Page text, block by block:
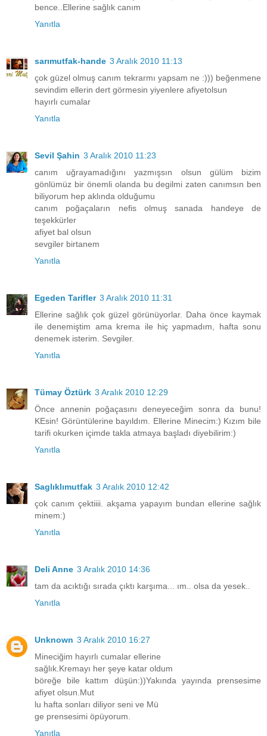
bence..Ellerine sağlık canım
Yanıtla
sarımutfak-hande 3 Aralık 2010 11:13
çok güzel olmuş canım tekrarmı yapsam ne :))) beğenmene
sevindim ellerin dert görmesin yiyenlere afiyetolsun
hayırlı cumalar
Yanıtla
Sevil Şahin 3 Aralık 2010 11:23
canım uğrayamadığını yazmışsın olsun gülüm bizim
gönlümüz bir önemli olanda bu degilmi zaten canımsın ben
biliyorum hep aklında olduğumu
canım poğaçaların nefis olmuş sanada handeye de
teşekkürler
afiyet bal olsun
sevgiler birtanem
Yanıtla
Egeden Tarifler 3 Aralık 2010 11:31
Ellerine sağlık çok güzel görünüyorlar. Daha önce kaymak
ile denemiştim ama krema ile hiç yapmadım, hafta sonu
denemek isterim. Sevgiler.
Yanıtla
Tümay Öztürk 3 Aralık 2010 12:29
Önce annenin poğaçasını deneyeceğim sonra da bunu!
KEsin! Görüntülerine bayıldım. Ellerine Minecim:) Kızım bile
tarifi okurken içimde takla atmaya başladı diyebilirim:)
Yanıtla
Saglıklımutfak 3 Aralık 2010 12:42
çok canım çektiiii. akşama yapayım bundan ellerine sağlık
minem:)
Yanıtla
Deli Anne 3 Aralık 2010 14:36
tam da acıktığı sırada çıktı karşıma... ım.. olsa da yesek..
Yanıtla
Unknown 3 Aralık 2010 16:27
Mineciğim hayırlı cumalar ellerine
sağlık.Kremayı her şeye katar oldum
böreğe bile kattım düşün:))Yakında yayında prensesime
afiyet olsun.Mut
lu hafta sonları diliyor seni ve Mü
ge prensesimi öpüyorum.
Yanıtla